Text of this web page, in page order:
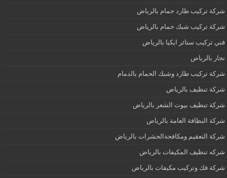
شركة تركيب طارد حمام بالرياض
شركة تركيب شبك حمام بالرياض
فني تركيب ستائر ايكيا بالرياض
نجار بالرياض
شركة تركيب طارد وشبك الحمام بالدمام
شركة تنظيف بالرياض
شركة تنظيف بيوت الشعر بالرياض
شركة النظافة العامة بالرياض
شركة التعقيم ومكافحةالحشرات بالرياض
شركه تنظيف المكيفات بالرياض
شركة فك وتركيب مكيفات بالرياض